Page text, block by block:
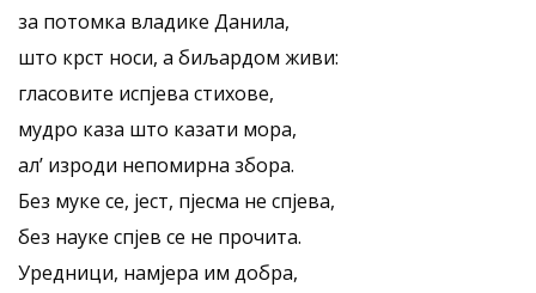
за потомка владике Данила,
што крст носи, а биљардом живи:
гласовите испјева стихове,
мудро каза што казати мора,
ал’ изроди непомирна збора.
Без муке се, јест, пјесма не спјева,
без науке спјев се не прочита.
Уредници, намјера им добра,